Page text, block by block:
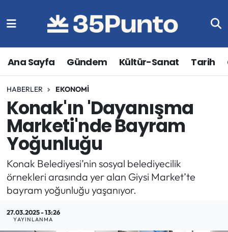
Ana Sayfa Gündem Kültür-Sanat Tarih
HABERLER EKONOMI
Konak'ın 'Dayanışma
Marketi'nde Bayram
Yoğunluğu
Konak Belediyesi’nin sosyal belediyecilik
örnekleri arasında yer alan Giysi Market’te
bayram yoğunluğu yaşanıyor.
27.03.2025 - 13:26
YAYINLANMA